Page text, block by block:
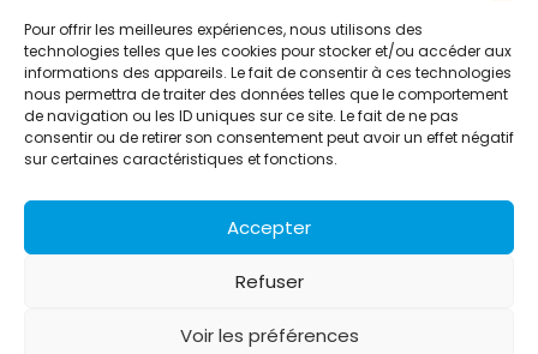
Pour offrir les meilleures expériences, nous utilisons des
technologies telles que les cookies pour stocker et/ou accéder aux
informations des appareils. Le fait de consentir à ces technologies
nous permettra de traiter des données telles que le comportement
de navigation ou les ID uniques sur ce site. Le fait de ne pas
consentir ou de retirer son consentement peut avoir un effet négatif
sur certaines caractéristiques et fonctions.
Accepter
Refuser
Voir les préférences
Alternative Média est une agence de relations presse et de
relations publiques basée à Grenoble. Depuis 1995, elle conçoit et
pilote des stratégies de visibilité en France et à l’international
grâce à un réseau d’agences partenaires.